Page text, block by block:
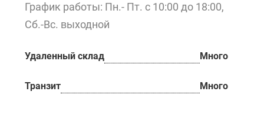
График работы: Пн.- Пт. с 10:00 до 18:00,
Сб.-Вс. выходной
Удаленный склад Много
Транзит Много